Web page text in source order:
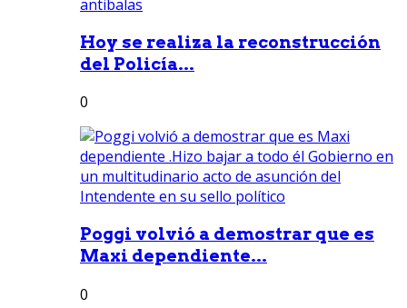
Hoy se realiza la reconstrucción
del Policía...
0
Poggi volvió a demostrar que es
Maxi dependiente...
0